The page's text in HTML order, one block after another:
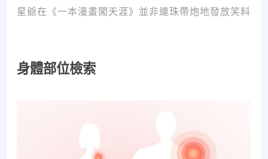
星爺在《一本漫畫闖天涯》並非連珠帶炮地發放笑料
身體部位檢索